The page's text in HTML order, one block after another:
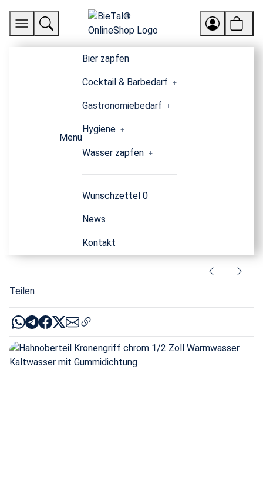
Menü
Bier zapfen
Cocktail & Barbedarf
Gastronomiebedarf
Hygiene
Wasser zapfen
Wunschzettel 0
News
Kontakt
Teilen